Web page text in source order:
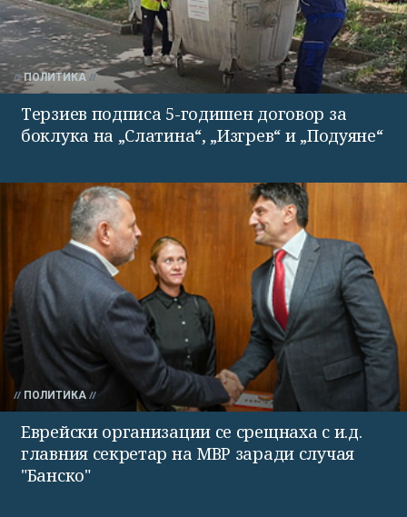
ПОЛИТИКА
Терзиев подписа 5-годишен договор за
боклука на „Слатина“, „Изгрев“ и „Подуяне“
ПОЛИТИКА
Еврейски организации се срещнаха с и.д.
главния секретар на МВР заради случая
"Банско"